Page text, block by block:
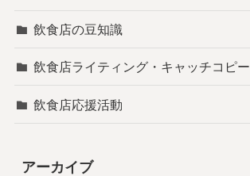
飲食店の豆知識
飲食店ライティング・キャッチコピー
飲食店応援活動
アーカイブ